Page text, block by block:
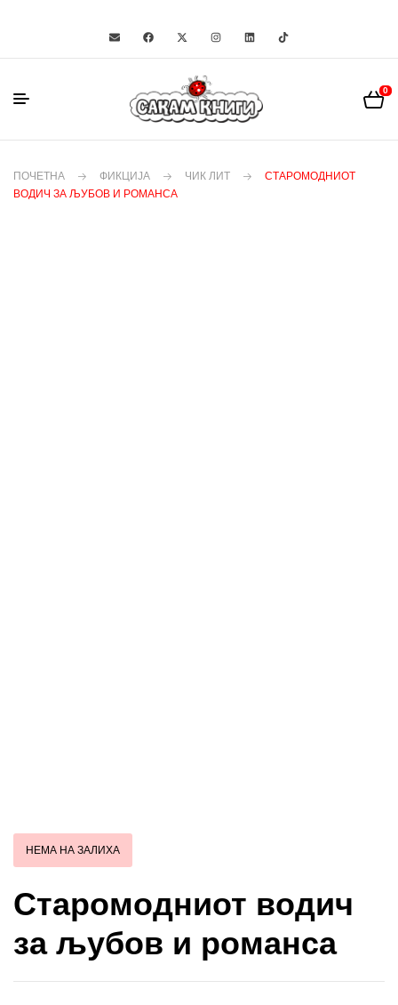
0
ПОЧЕТНА ФИКЦИЈА ЧИК ЛИТ
СТАРОМОДНИОТ
ВОДИЧ ЗА ЉУБОВ И РОМАНСА
НЕМА НА ЗАЛИХА
Старомодниот водич
за љубов и романса